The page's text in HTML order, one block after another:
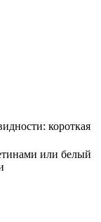
короткая
или белый